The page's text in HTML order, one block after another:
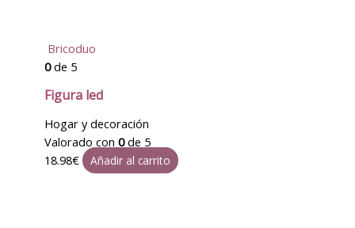
Bricoduo
0de 5
Figura led
Hogar y decoración
Valorado con 0de 5
18.98€ Añadir al carrito